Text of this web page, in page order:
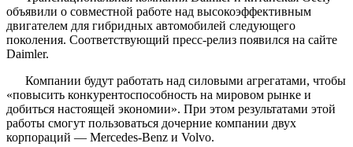
объявили о совместной работе над высокоэффективным
двигателем для гибридных автомобилей следующего
поколения. Соответствующий пресс-релиз появился на сайте
Daimler.
Компании будут работать над силовыми агрегатами, чтобы
«повысить конкурентоспособность на мировом рынке и
добиться настоящей экономии». При этом результатами этой
работы смогут пользоваться дочерние компании двух
корпораций — Mercedes-Benz и Volvo.